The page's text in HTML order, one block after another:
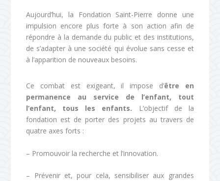
Aujourd’hui, la Fondation Saint-Pierre donne une
impulsion encore plus forte à son action afin de
répondre à la demande du public et des institutions,
de s’adapter à une société qui évolue sans cesse et
à l’apparition de nouveaux besoins.
Ce combat est exigeant, il impose d’être en
permanence au service de l’enfant, tout
l’enfant, tous les enfants. L’objectif de la
fondation est de porter des projets au travers de
quatre axes forts :
– Promouvoir la recherche et l’innovation.
– Prévenir et, pour cela, sensibiliser aux grandes